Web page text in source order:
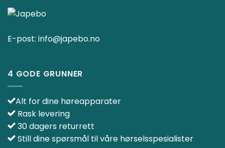
E-post: info@japebo.no
4 GODE GRUNNER
Alt for dine høreapparater
Rask levering
30 dagers returrett
Still dine spørsmål til våre hørselsspesialister